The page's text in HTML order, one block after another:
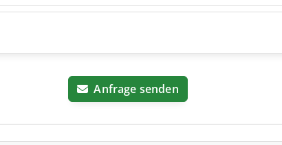
Anfrage senden